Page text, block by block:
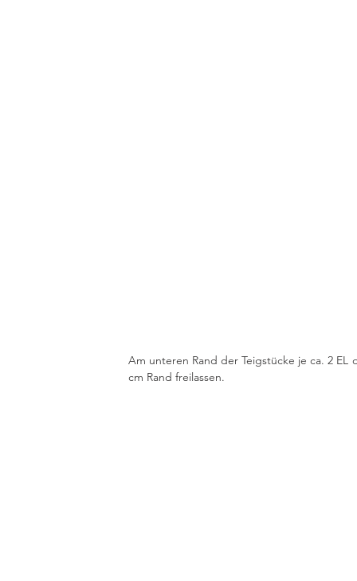
Am unteren Rand der Teigstücke je ca. 2
cm Rand freilassen.